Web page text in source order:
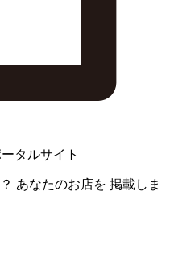
タルサイト
あなたのお店を 掲載しま